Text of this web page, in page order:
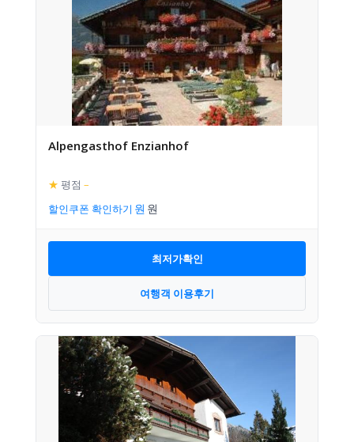
Alpengasthof Enzianhof
★ 평점 –
할인쿠폰 확인하기
최저가확인
여행객 이용후기